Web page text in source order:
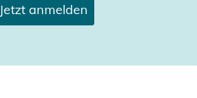
Jetzt anmelden